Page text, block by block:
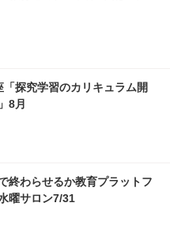
探究学習のカリキュラム開
8月
終わらせるか教育プラットフ
曜サロン7/31